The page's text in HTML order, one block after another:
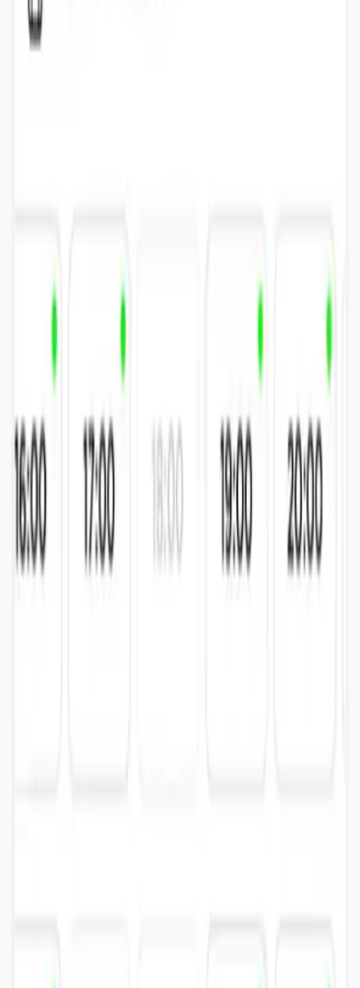
profe de pádel y sus recepciontas. Gracias Silvi!!!
María Dolores Quinto Quinto
Lo mejor las 3 chicas de recepción y Dani en el gimnasio y Emilio
como monitor de padel
salvador bernia
feb 2026